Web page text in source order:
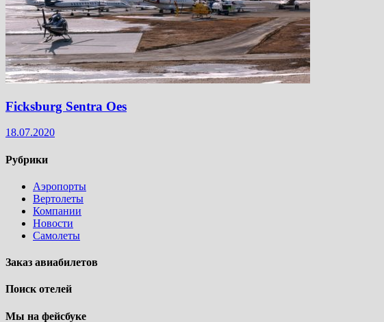
Ficksburg Sentra Oes
18.07.2020
Рубрики
Аэропорты
Вертолеты
Компании
Новости
Самолеты
Заказ авиабилетов
Поиск отелей
Мы на фейсбуке